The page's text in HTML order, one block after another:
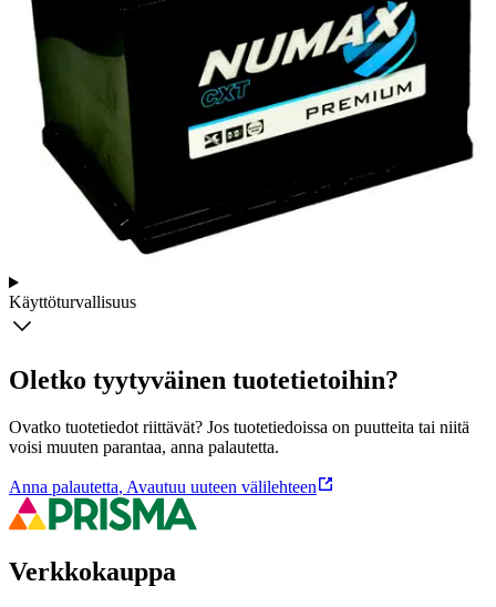
Huoltovapaa ja laadukas perinteinen lyijyakku. Numax-akut ovat
kestäviä ja tarjoavat hyvää suorituskykyä ajoneuvoihin, joissa
normaali energiantarve. Hyvä hinta-laatusuhde.
Ominaisuudet
Käyttöturvallisuus
Oletko tyytyväinen tuotetietoihin?
Ovatko tuotetiedot riittävät? Jos tuotetiedoissa on puutteita tai niitä
voisi muuten parantaa, anna palautetta.
Anna palautetta, Avautuu uuteen välilehteen
Verkkokauppa